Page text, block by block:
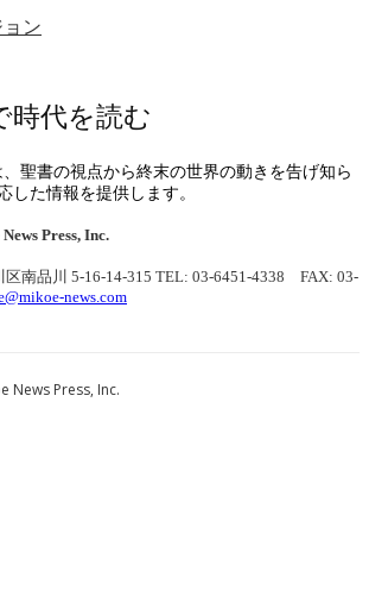
ン
時代を読む
、聖書の視点から終末の世界の動きを告げ知ら
した情報を提供します。
Press, Inc.
南品川 5-16-14-315 TEL: 03-6451-4338 FAX: 03-
news.com
News Press, Inc.